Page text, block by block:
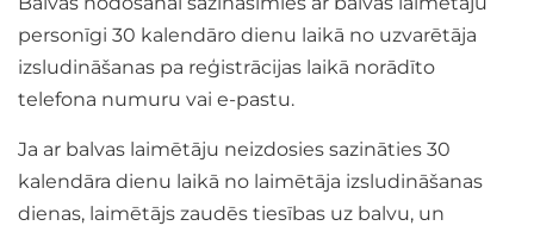
personīgi 30 kalendāro dienu laikā no uzvarētāja
izsludināšanas pa reģistrācijas laikā norādīto
telefona numuru vai e-pastu.
Ja ar balvas laimētāju neizdosies sazināties 30
kalendāra dienu laikā no laimētāja izsludināšanas
dienas, laimētājs zaudēs tiesības uz balvu, un